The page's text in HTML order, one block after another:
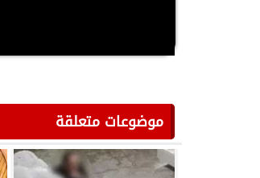
موضوعات متعلقة